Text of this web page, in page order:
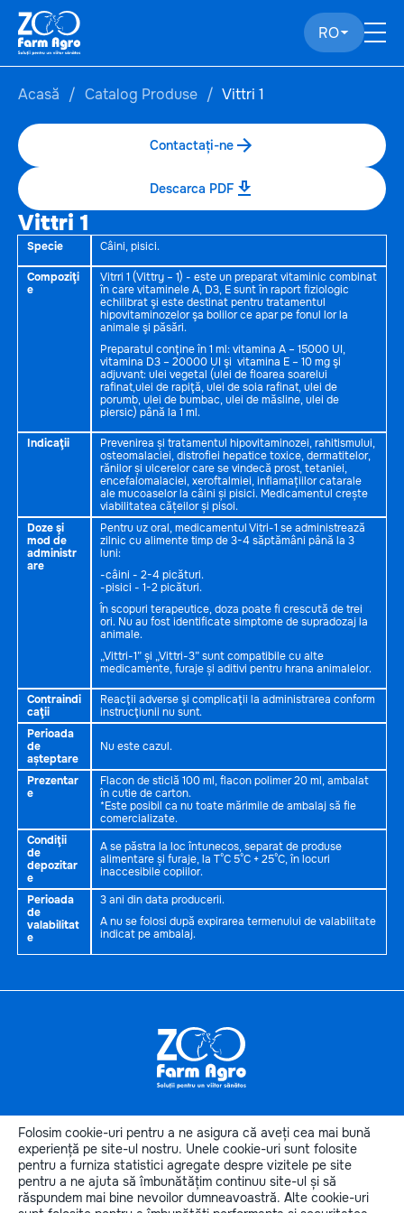
RO
Acasă Catalog Produse Vittri 1
Contactați-ne
Descarca PDF
Vittri 1
Specie Câini, pisici.
Compoziţi
e
Vitrri 1 (Vittry – 1) - este un preparat vitaminic combinat
în care vitaminele A, D3, E sunt în raport fiziologic
echilibrat şi este destinat pentru tratamentul
hipovitaminozelor şa bolilor ce apar pe fonul lor la
animale şi păsări.
Preparatul conţine în 1 ml: vitamina A – 15000 UI,
vitamina D3 – 20000 UI şi vitamina E – 10 mg şi
adjuvant: ulei vegetal (ulei de floarea soarelui
rafinat,ulei de rapiţă, ulei de soia rafinat, ulei de
porumb, ulei de bumbac, ulei de măsline, ulei de
piersic) până la 1 ml.
Indicaţii
Prevenirea și tratamentul hipovitaminozei, rahitismului,
osteomalaciei, distrofiei hepatice toxice, dermatitelor,
rănilor și ulcerelor care se vindecă prost, tetaniei,
encefalomalaciei, xeroftalmiei, inflamațiilor catarale
ale mucoaselor la câini și pisici. Medicamentul crește
viabilitatea cățeilor și pisoi.
Doze şi
mod de
administr
are
Pentru uz oral, medicamentul Vitri-1 se administrează
zilnic cu alimente timp de 3-4 săptămâni până la 3
luni:
-câini - 2-4 picături.
-pisici - 1-2 picături.
În scopuri terapeutice, doza poate fi crescută de trei
ori. Nu au fost identificate simptome de supradozaj la
animale.
„Vittri-1” și „Vittri-3” sunt compatibile cu alte
medicamente, furaje și aditivi pentru hrana animalelor.
Contraindi
caţii
Reacţii adverse şi complicaţii la administrarea conform
instrucţiunii nu sunt.
Perioada
de
așteptare
Nu este cazul.
Prezentar
e
Flacon de sticlă 100 ml, flacon polimer 20 ml, ambalat
în cutie de carton.
*Este posibil ca nu toate mărimile de ambalaj să fie
comercializate.
Condiţii
de
depozitar
e
A se păstra la loc întunecos, separat de produse
alimentare și furaje, la T°C 5°C + 25°C, în locuri
inaccesibile copiilor.
Perioada
de
valabilitat
e
3 ani din data producerii.
A nu se folosi după expirarea termenului de valabilitate
indicat pe ambalaj.
Informaţiiutile
Categoriile produselor
Categorii de animale
Contactele noastre
Folosim cookie-uri pentru a ne asigura că aveți cea mai bună
experiență pe site-ul nostru. Unele cookie-uri sunt folosite
pentru a furniza statistici agregate despre vizitele pe site
pentru a ne ajuta să îmbunătățim continuu site-ul și să
răspundem mai bine nevoilor dumneavoastră. Alte cookie-uri